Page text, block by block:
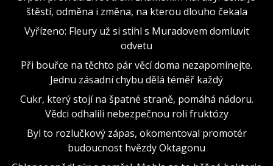
štěstí, odměna i změna, na kterou dlouho čekala
Vyřízeno: Fleury už si stihl s Muradovem domluvit
odvetu
Při bouřce na těchto pár věcí doma nezapomínejte.
Jednu zásadní chybu dělá téměř každý
Cukr, který stojí na špatné straně, pomáhá nádoru.
Vědci odhalili nebezpečnou roli fruktózy
Byl to rozlučkový zápas, okomentoval promotér
budoucnost hvězdy Oktagonu